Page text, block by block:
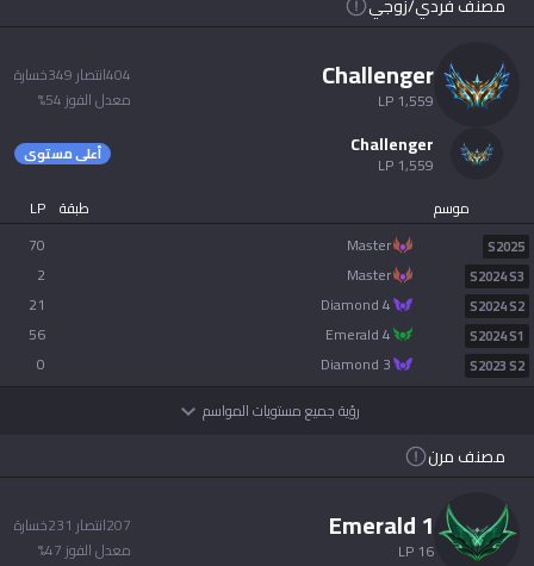
challenger
1,559
404انتصار349خسارة
معدل الفوز54
%
challenger
1,559 أعلى مستوى
موسم طبقة LP
S2025
master
70
S2024 S3
master
2
S2024 S2
diamond 4
21
S2024 S1
emerald 4
56
S2023 S2
diamond 3
0
رؤية جميع مستويات المواسم
مصنف مرن
emerald 1
16
207انتصار 231خسارة
معدل الفوز47
%
Valorant
TalkG
Esports
简体中文
繁體中文
српски језик
italiano
ไทย